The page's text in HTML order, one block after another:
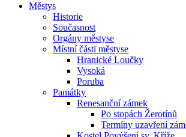
Městys
Historie
Současnost
Orgány městyse
Místní části městyse
Hranické Loučky
Vysoká
Poruba
Památky
Renesanční zámek
Po stopách Žerotínů
Termíny uzavření